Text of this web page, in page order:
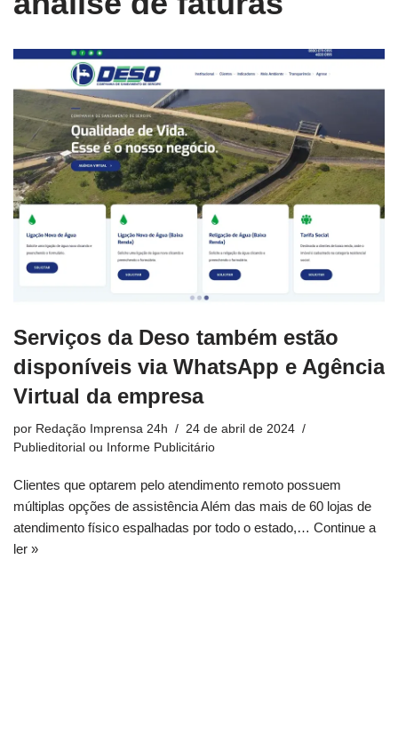
Serviços da Deso também estão
disponíveis via WhatsApp e Agência
Virtual da empresa
por Redação Imprensa 24h
24 de abril de 2024
Publieditorial ou Informe Publicitário
Clientes que optarem pelo atendimento remoto possuem
múltiplas opções de assistência Além das mais de 60 lojas de
atendimento físico espalhadas por todo o estado,… Continue a
ler »